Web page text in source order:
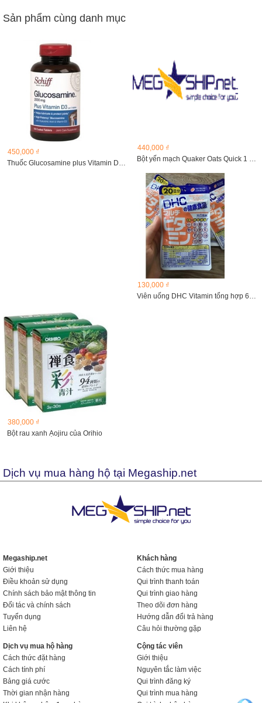
Sản phẩm cùng danh mục
450,000 ₫
Thuốc Glucosamine plus Vitamin D3 2000mg
440,000 ₫
130,000 ₫
380,000 ₫
Bột rau xanh Ạojiru của Orihio
Dịch vụ mua hàng hộ tại Megaship.net
Megaship.net
Giới thiệu
Điều khoản sử dụng
Chính sách bảo mật thông tin
Đối tác và chính sách
Tuyển dụng
Liên hệ
Khách hàng
Cách thức mua hàng
Qui trình thanh toán
Qui trình giao hàng
Theo dõi đơn hàng
Hướng dẫn đổi trả hàng
Câu hỏi thường gặp
Dịch vụ mua hộ hàng
Cách thức đặt hàng
Cách tính phí
Bảng giá cước
Thời gian nhận hàng
Cộng tác viên
Giới thiệu
Nguyên tắc làm việc
Qui trình đăng ký
Qui trình mua hàng